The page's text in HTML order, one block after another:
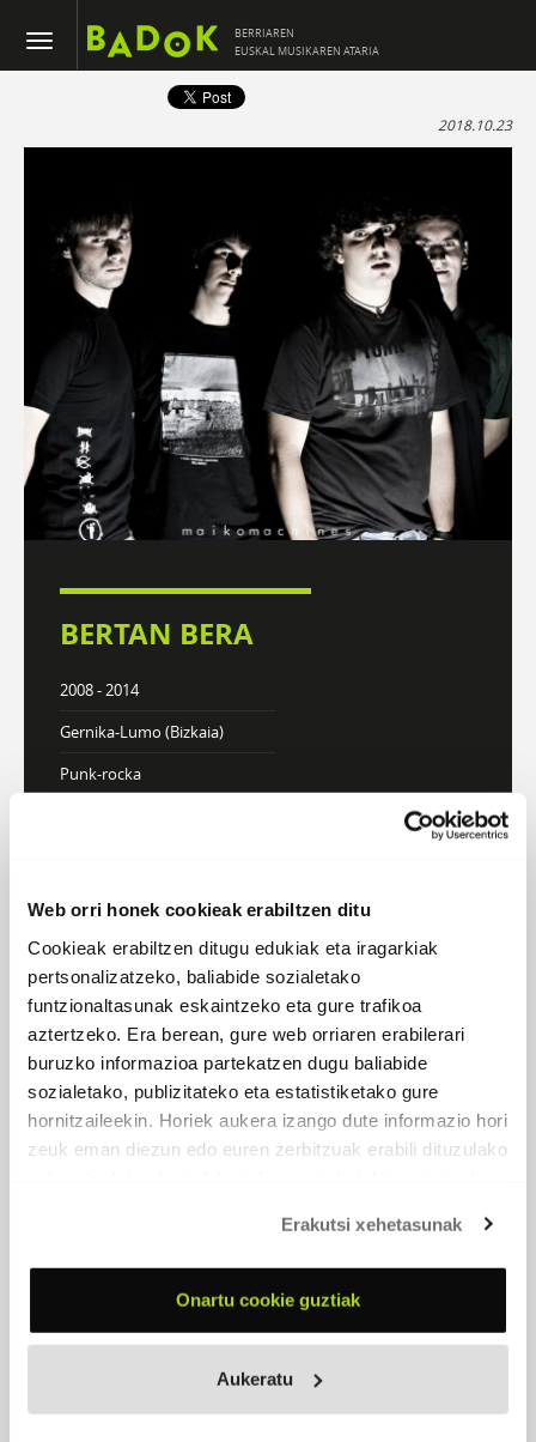
Web orri honek cookieak erabiltzen ditu
Cookieak erabiltzen ditugu edukiak eta iragarkiak
pertsonalizatzeko, baliabide sozialetako
funtzionaltasunak eskaintzeko eta gure trafikoa
aztertzeko. Era berean, gure web orriaren erabilerari
buruzko informazioa partekatzen dugu baliabide
sozialetako, publizitateko eta estatistiketako gure
hornitzaileekin. Horiek aukera izango dute informazio hori
zeuk eman diezun edo euren zerbitzuak erabili dituzulako
Erakutsi xehetasunak
Onartu cookie guztiak
Aukeratu
BERRIAREN
EUSKAL MUSIKAREN ATARIA
2018.10.23
BERTAN BERA
2008 - 2014
Gernika-Lumo (Bizkaia)
Punk-rocka
Atzera
Ezabatuta
Orain euria hasten bada nora joan, orain.
Ihes egiterik ez daukat, preso naiz.
Jendez inguratuta baina sentitzen naiz bakarrik,
Garrasi, oihu sakonena mutu, itsu eta gor.
lehen.
Miseriak duintasunari eskaintzen dion omenaldian
izaterik ez,
Garrasi, oihu sakonena mutu, itsu eta gor.